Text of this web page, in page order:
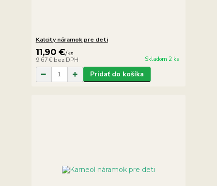
Kalcity náramok pre deti
11,90 €/ks
9,67 € bez DPH Skladom 2 ks
Pridať do košíka